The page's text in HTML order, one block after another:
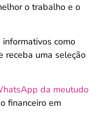
o trabalho e o
como
receba uma seleção
da meutudo
financeiro em